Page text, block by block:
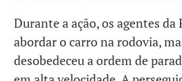
Durante a ação, os agentes da
abordar o carro na rodovia,
desobedeceu a ordem de